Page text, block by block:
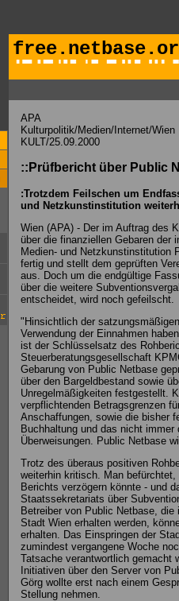
APA
Kulturpolitik/Medien/Internet/Wien
KULT/25.09.2000
::Prüfbericht über Public
:Trotzdem Feilschen um
und Netzkunstinstitution
Wien (APA) - Der im Auftrag des
über die finanziellen Gebaren der
Medien- und Netzkunstinstitution
fertig und stellt dem geprüften
aus. Doch um die endgültige
über die weitere
entscheidet, wird noch gefeilscht.
"Hinsichtlich der
Verwendung der Einnahmen
ist der Schlüsselsatz des
Steuerberatungsgesellschaft
Gebarung von Public Netbase
über den Bargeldbestand sowie
Unregelmäßigkeiten festgestellt.
verpflichtenden Betragsgrenzen
Anschaffungen, sowie die bisher
Buchhaltung und das nicht
Überweisungen. Public Netbase
Trotz des überaus positiven
weiterhin kritisch. Man
Berichts verzögern könnte - und
Staatssekretariats über
Betreiber von Public Netbase,
Stadt Wien erhalten werden,
erhalten. Das Einspringen der
zumindest vergangene Woche
Tatsache verantwortlich gemacht
Initiativen über den Server von
Görg wollte erst nach einem
Stellung nehmen.